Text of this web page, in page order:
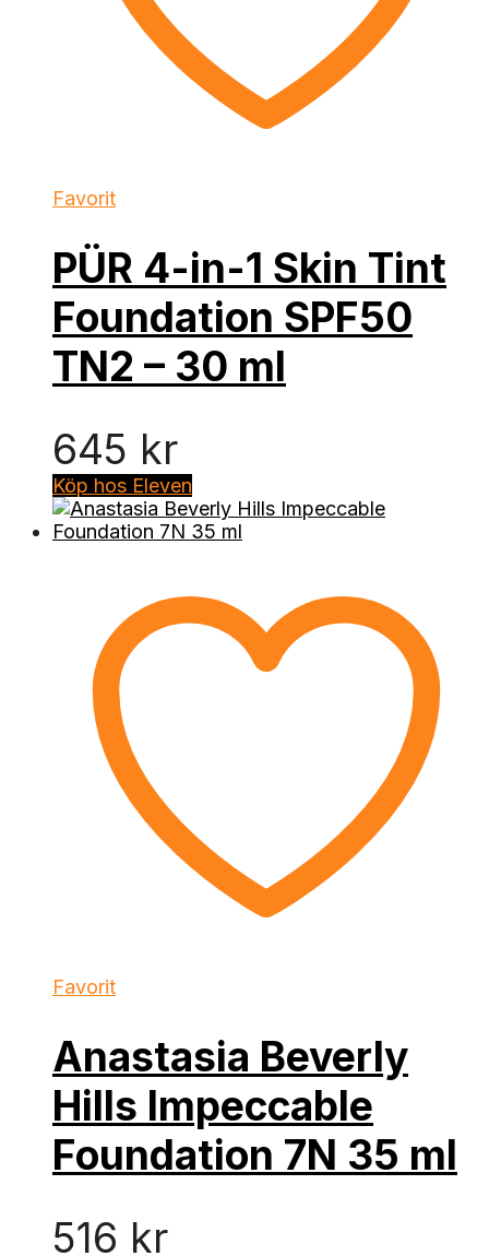
Favorit
PÜR 4-in-1 Skin Tint
Foundation SPF50
TN2 – 30 ml
645 kr
Köp hos Eleven
Favorit
Anastasia Beverly
Hills Impeccable
Foundation 7N 35 ml
516 kr